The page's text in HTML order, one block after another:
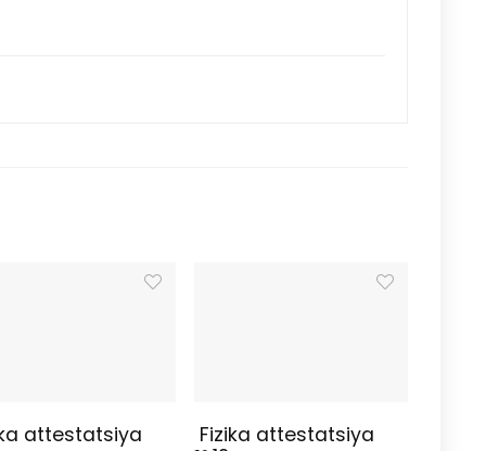
attestatsiya
Fizika attestatsiya